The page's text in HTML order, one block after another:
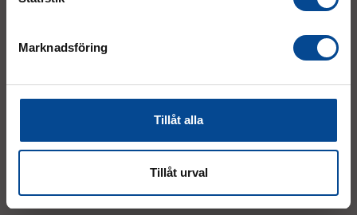
Marknadsföring
Tillåt alla
Tillåt urval
187 66 Täby
Mån–Tor:7.30–16.30
AVVIKANDE ÖPPETTIDER